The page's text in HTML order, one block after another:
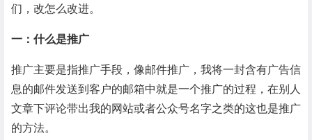
们，改怎么改进。
一：什么是推广
推广主要是指推广手段，像邮件推广，我将一封含有广告信
息的邮件发送到客户的邮箱中就是一个推广的过程，在别人
文章下评论带出我的网站或者公众号名字之类的这也是推广
的方法。